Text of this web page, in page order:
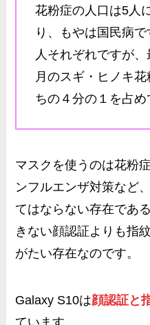
花粉症の人口は5人
り、もやは国民病
人それぞれですが
月のスギ・ヒノキ
ちの４分の１を占め
マスクを使うのは花粉
ンフルエンザ対策など
てはならない存在である
きない顔認証よりも指
がたい存在なのです。
Galaxy S10は顔認証と